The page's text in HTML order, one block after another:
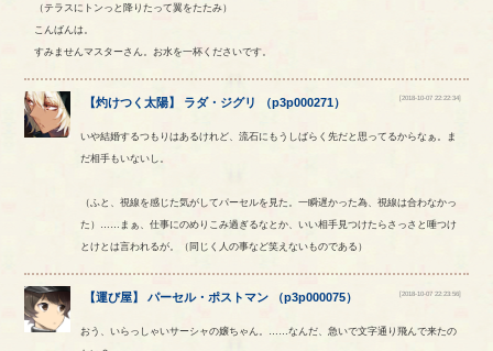
（テラスにトンっと降りたって翼をたたみ）
こんばんは。
すみませんマスターさん。お水を一杯くださいです。
【灼けつく太陽】 ラダ・ ジグリ （p3p000271） [2018-10-07 22:22:34]
いや結婚するつもりはあるけれど、流石にもうしばらく先だと思ってるからなぁ。ま
だ相手もいないし。
（ふと、視線を感じた気がしてパーセルを見た。一瞬遅かった為、視線は合わなかっ
た）……まぁ、仕事にのめりこみ過ぎるなとか、いい相手見つけたらさっさと唾つけ
とけとは言われるが。（同じく人の事など笑えないものである）
【運び屋】パーセル・ ポストマン （p3p000075） [2018-10-07 22:23:56]
おう、いらっしゃいサーシャの嬢ちゃん。……なんだ、急いで文字通り飛んで来たの